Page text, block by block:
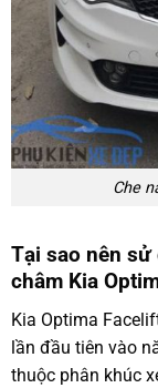
Che
Tại sao nên sử
châm Kia
Kia Optima
lần đầu tiên vào
thuộc phân khúc